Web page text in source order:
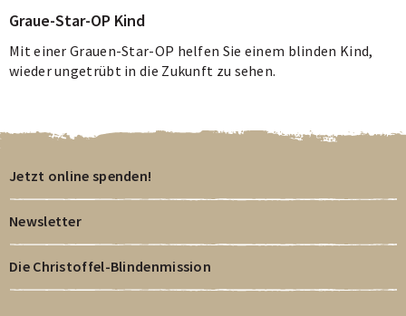
Graue-Star-OP Kind
Mit einer Grauen-Star-OP helfen Sie einem blinden Kind,
wieder ungetrübt in die Zukunft zu sehen.
Jetzt online spenden!
Newsletter
Die Christoffel-Blindenmission